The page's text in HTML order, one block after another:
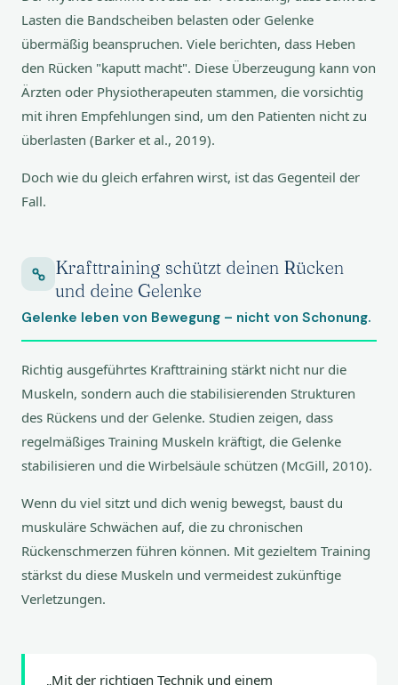
Lasten die Bandscheiben belasten oder Gelenke
übermäßig beanspruchen. Viele berichten, dass Heben
den Rücken "kaputt macht". Diese Überzeugung kann von
Ärzten oder Physiotherapeuten stammen, die vorsichtig
mit ihren Empfehlungen sind, um den Patienten nicht zu
überlasten (Barker et al., 2019).
Doch wie du gleich erfahren wirst, ist das Gegenteil der
Fall.
Krafttraining schützt deinen Rücken
und deine Gelenke
Gelenke leben von Bewegung – nicht von Schonung.
Richtig ausgeführtes Krafttraining stärkt nicht nur die
Muskeln, sondern auch die stabilisierenden Strukturen
des Rückens und der Gelenke. Studien zeigen, dass
regelmäßiges Training Muskeln kräftigt, die Gelenke
stabilisieren und die Wirbelsäule schützen (McGill, 2010).
Wenn du viel sitzt und dich wenig bewegst, baust du
muskuläre Schwächen auf, die zu chronischen
Rückenschmerzen führen können. Mit gezieltem Training
stärkst du diese Muskeln und vermeidest zukünftige
Verletzungen.
„Mit der richtigen Technik und einem